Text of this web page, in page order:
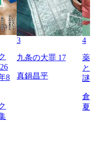
8
3
九条の大罪 17
真鍋昌平
4
薬
と
謎
倉
夏